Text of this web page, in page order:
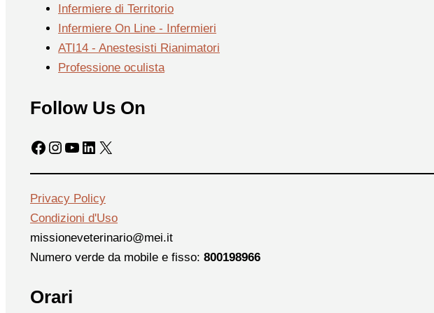
Infermiere di Territorio
Infermiere On Line - Infermieri
ATI14 - Anestesisti Rianimatori
Professione oculista
Follow Us On
Facebook
Instagram
YouTube
LinkedIn
X
Privacy Policy
Condizioni d'Uso
missioneveterinario@mei.it
Numero verde da mobile e fisso: 800198966
Orari